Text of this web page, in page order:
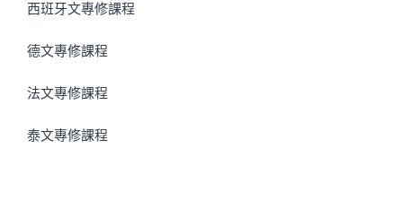
西班牙文專修課程
德文專修課程
法文專修課程
泰文專修課程